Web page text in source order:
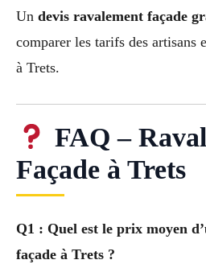
Un devis ravalement façade
comparer les tarifs des artisans
à Trets.
FAQ –
Façade à Trets
Q1 : Quel est le prix moyen
façade à Trets ?